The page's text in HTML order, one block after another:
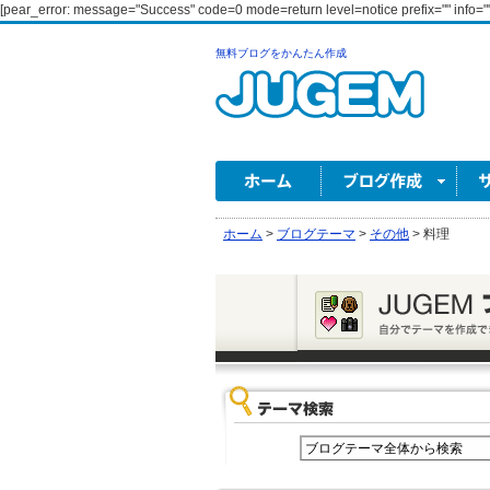
[pear_error: message="Success" code=0 mode=return level=notice prefix=""
無料ブログをかんたん作成
ホーム > ブログテーマ > その他 > 料理